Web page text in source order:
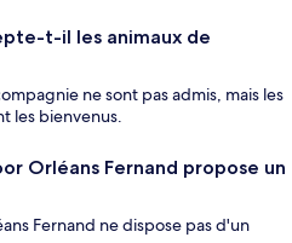
t-il les animaux de
ne sont pas admis, mais les
les bienvenus.
Orléans Fernand propose un
Fernand ne dispose pas d'un